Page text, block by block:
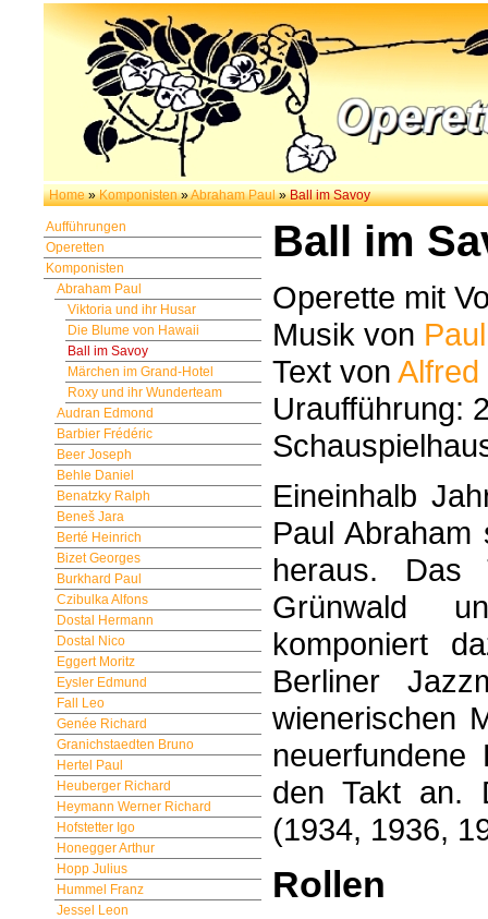
Home »Komponisten »Abraham Paul »Ball im Savoy
Aufführungen
Operetten
Komponisten
Abraham Paul
Viktoria und ihr Husar
Die Blume von Hawaii
Ball im Savoy
Märchen im Grand-Hotel
Roxy und ihr Wunderteam
Audran Edmond
Barbier Frédéric
Beer Joseph
Behle Daniel
Benatzky Ralph
Beneš Jara
Berté Heinrich
Bizet Georges
Burkhard Paul
Czibulka Alfons
Dostal Hermann
Dostal Nico
Eggert Moritz
Eysler Edmund
Fall Leo
Genée Richard
Granichstaedten Bruno
Hertel Paul
Heuberger Richard
Heymann Werner Richard
Hofstetter Igo
Honegger Arthur
Hopp Julius
Hummel Franz
Jessel Leon
Ball im
Operette mit
Musik von
Text von Alfred
Uraufführung:
Eineinhalb
Paul
heraus. Das
Grünwald
komponiert
Berliner
wienerischen
den Takt an.
(1934, 1936,
Rollen